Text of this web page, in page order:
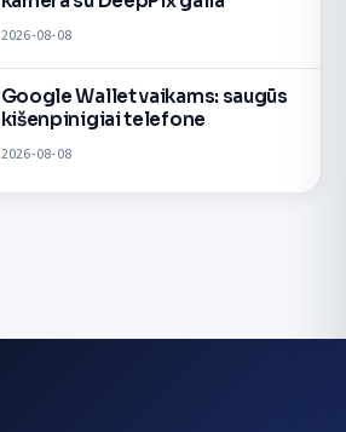
2026-08-08
Google Wallet vaikams: saugūs
kišenpinigiai telefone
2026-08-08